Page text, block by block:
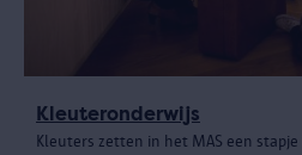
Kleuteronderwijs
Kleuters zetten in het MAS een